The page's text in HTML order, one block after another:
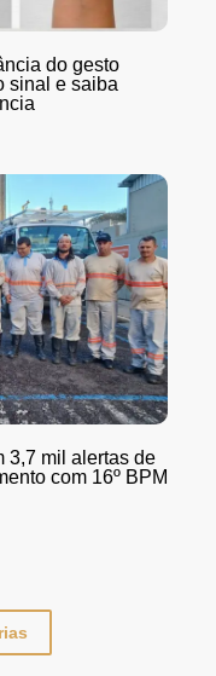
do gesto
sinal e saiba
3,7 mil alertas de
com 16º BPM